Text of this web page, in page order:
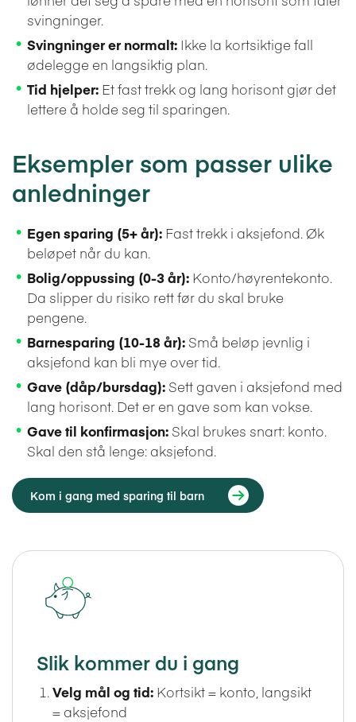
svingninger.
Svingninger er normalt:Ikke la kortsiktige fall
ødelegge en langsiktig plan.
Tid hjelper:Et fast trekk og lang horisont gjør det
lettere å holde seg til sparingen.
Eksempler som passer ulike
anledninger
Egen sparing (5+ år):Fast trekk i aksjefond. Øk
beløpet når du kan.
Bolig/oppussing (0-3 år):Konto/høyrentekonto.
Da slipper du risiko rett før du skal bruke
pengene.
Barnesparing (10-18 år):Små beløp jevnlig i
aksjefond kan bli mye over tid.
Gave (dåp/bursdag):Sett gaven i aksjefond med
lang horisont. Det er en gave som kan vokse.
Gave til konfirmasjon:Skal brukes snart: konto.
Skal den stå lenge: aksjefond.
Kom i gang med sparing til barn
Slik kommer du i gang
Velg mål og tid: Kortsikt = konto, langsikt
= aksjefond